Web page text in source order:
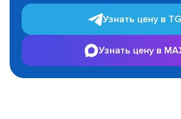
Узнать цену в TG
Узнать цену в